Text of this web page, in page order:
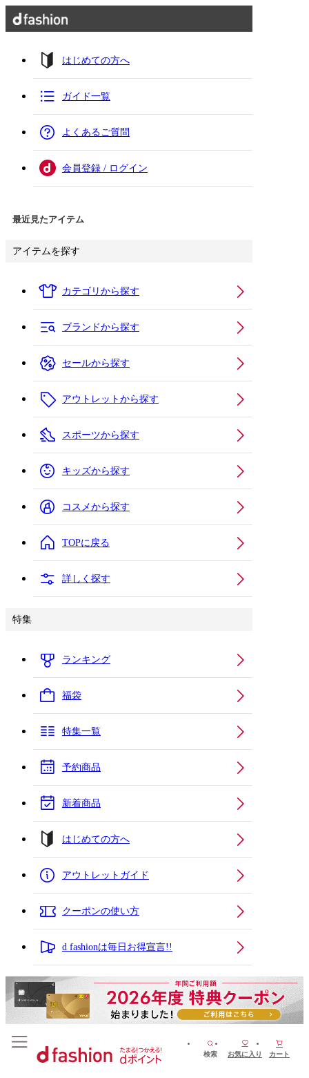
はじめての方へ
ガイド一覧
よくあるご質問
会員登録 / ログイン
最近見たアイテム
アイテムを探す
カテゴリから探す
ブランドから探す
セールから探す
アウトレットから探す
スポーツから探す
キッズから探す
コスメから探す
TOPに戻る
詳しく探す
特集
ランキング
福袋
特集一覧
予約商品
新着商品
はじめての方へ
アウトレットガイド
クーポンの使い方
d fashionは毎日お得宣言!!
検索 お気に入り カート